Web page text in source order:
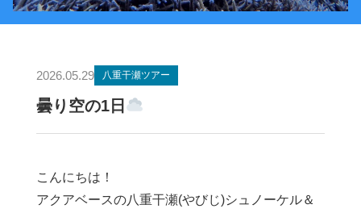
2026.05.29 八重干瀬ツアー
曇り空の1日
こんにちは！
アクアベースの八重干瀬(やびじ)シュノーケル＆